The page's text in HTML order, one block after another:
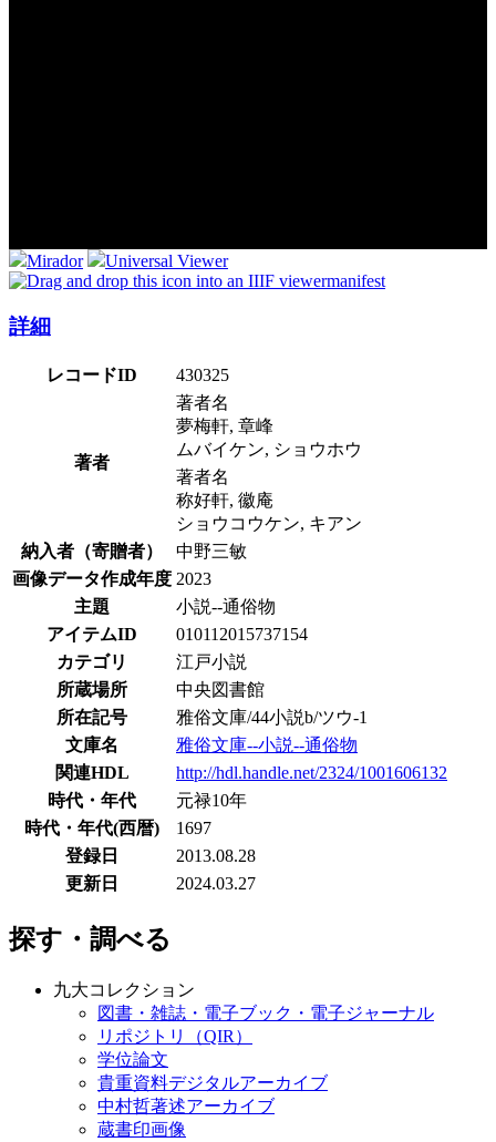
Mirador
Universal Viewer
manifest
詳細
レコードID 430325
著者
著者名
夢梅軒, 章峰
ムバイケン, ショウホウ
著者名
称好軒, 徽庵
ショウコウケン, キアン
納入者（寄贈者）
中野三敏
画像データ作成年度 2023
主題
小説--通俗物
アイテムID
010112015737154
カテゴリ
江戸小説
所蔵場所
中央図書館
所在記号
雅俗文庫/44小説b/ツウ-1
文庫名
雅俗文庫--小説--通俗物
関連HDL
http://hdl.handle.net/2324/1001606132
時代・年代
元禄10年
時代・年代(西暦)
1697
登録日
2013.08.28
更新日
2024.03.27
探す・調べる
九大コレクション
図書・雑誌・電子ブック・電子ジャーナル
リポジトリ（QIR）
学位論文
貴重資料デジタルアーカイブ
中村哲著述アーカイブ
蔵書印画像